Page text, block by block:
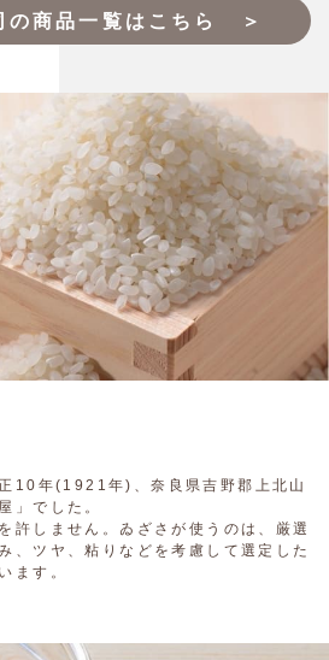
の商品一覧はこちら ＞
10年(1921年)、奈良県吉野郡上北山
」でした。
許しません。ゐざさが使うのは、厳選
、ツヤ、粘りなどを考慮して選定した
ます。